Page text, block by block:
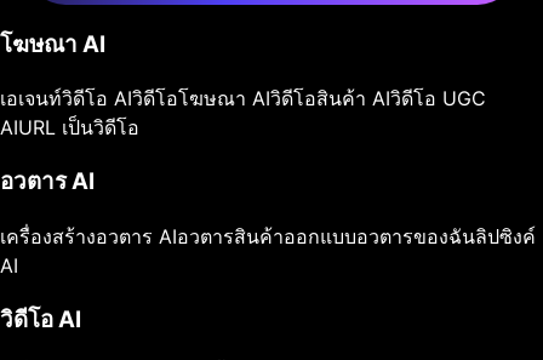
โฆษณา AI
เอเจนท์วิดีโอ AIวิดีโอโฆษณา AIวิดีโอสินค้า AIวิดีโอ UGC
AIURL เป็นวิดีโอ
อวตาร AI
เครื่องสร้างอวตาร AIอวตารสินค้าออกแบบอวตารของฉันลิปซิงค์
AI
วิดีโอ AI